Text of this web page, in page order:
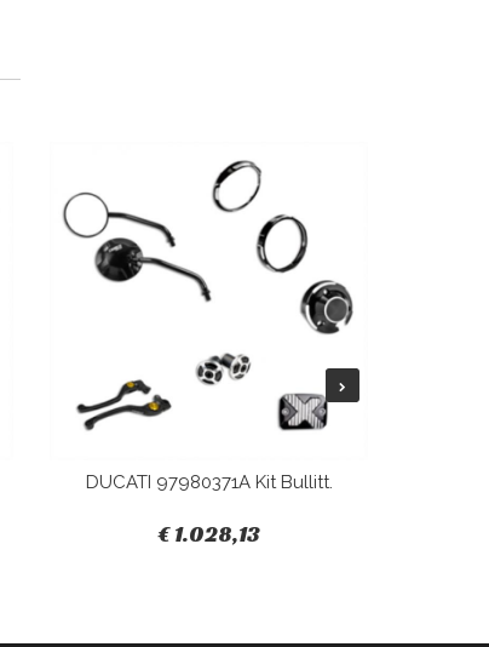
DUCATI 97980371A Kit Bullitt.
€ 1.028,13